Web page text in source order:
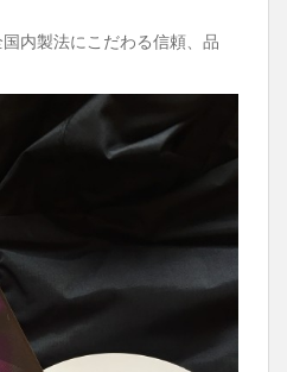
内製法にこだわる信頼、品